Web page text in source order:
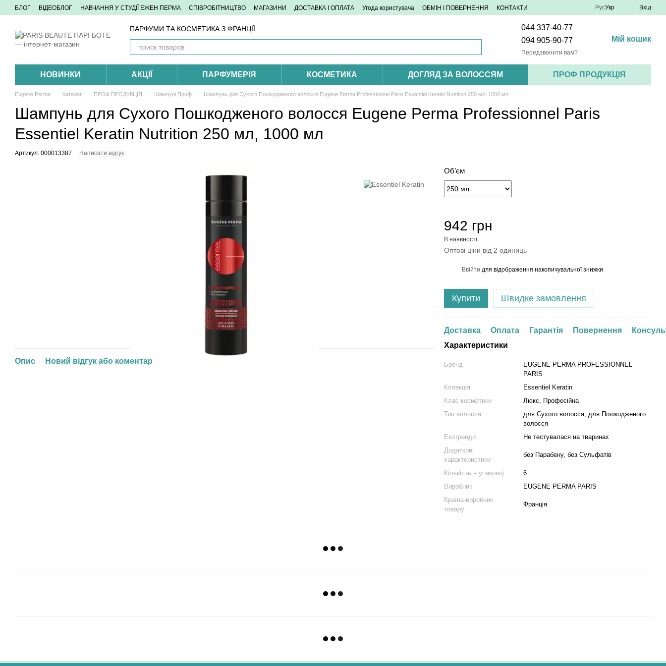
Перейти до основного контенту
БЛОГ ВІДЕОБЛОГ НАВЧАННЯ У СТУДІЇ ЕЖЕН ПЕРМА СПІВРОБІТНИЦТВО МАГАЗИНИ ДОСТАВКА І ОПЛАТА Угода користувача ОБМІН І ПОВЕРНЕННЯ КОНТАКТИ РусУкр Вхід
ПАРФУМИ ТА КОСМЕТИКА З ФРАНЦІЇ
044 337-40-77
094 905-90-77
Передзвонити вам?
Мій кошик
НОВИНКИ АКЦІЇ ПАРФУМЕРІЯ КОСМЕТИКА ДОГЛЯД ЗА ВОЛОССЯМ ПРОФ ПРОДУКЦІЯ
Eugene Perma Каталог ПРОФ ПРОДУКЦІЯ Шампуні Проф Шампунь для Сухого Пошкодженого волосся Eugene Perma Professionnel Paris Essentiel Keratin Nutrition 250 мл, 1000 мл
Шампунь для Сухого Пошкодженого волосся Eugene Perma Professionnel Paris
Essentiel Keratin Nutrition 250 мл, 1000 мл
Артикул: 000013387 Написати відгук
Опис Новий відгук або коментар
Об’єм
942 грн
В наявності
Оптові ціни від 2 одиниць
Ввійти для відображення накопичувальної знижки
Купити Швидке замовлення
Доставка Оплата Гарантія Повернення
Характеристики
Бренд
EUGENE PERMA PROFESSIONNEL
PARIS
Колекція
Essentiel Keratin
Клас косметики
Люкс, Професійна
Тип волосся
для Сухого волосся, для Пошкодженого
волосся
Екотренди
Не тестувалася на тваринах
Додаткові
характеристики
без Парабену, без Сульфатів
Кількість в упаковці
6
Виробник
EUGENE PERMA PARIS
Країна-виробник
товару
Франція